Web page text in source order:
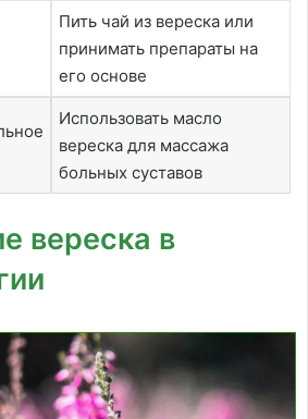
Пить чай из вереска или
принимать препараты на
его основе
Использовать масло
вереска для массажа
больных суставов
вереска в